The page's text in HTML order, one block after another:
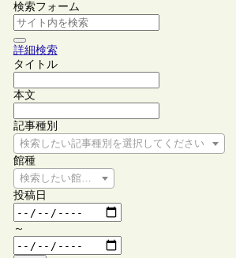
検索フォーム
詳細検索
タイトル
本文
記事種別
検索したい記事種別を選択してください
館種
検索したい館種を選択してください
投稿日
～